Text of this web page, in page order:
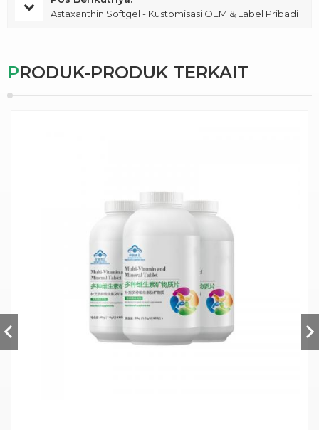
Astaxanthin Softgel - Kustomisasi OEM & Label Pribadi
PRODUK-PRODUK TERKAIT